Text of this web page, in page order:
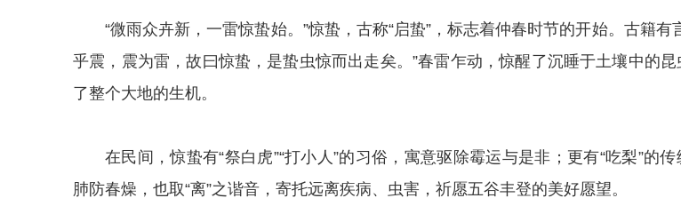
“微雨众卉新，一雷惊蛰始。”惊蛰，古称“启蛰”，标志着仲春时节的开始。古籍有
乎震，震为雷，故曰惊蛰，是蛰虫惊而出走矣。”春雷乍动，惊醒了沉睡于土壤中的昆
了整个大地的生机。
在民间，惊蛰有“祭白虎”“打小人”的习俗，寓意驱除霉运与是非；更有“吃梨”的传
肺防春燥，也取“离”之谐音，寄托远离疾病、虫害，祈愿五谷丰登的美好愿望。